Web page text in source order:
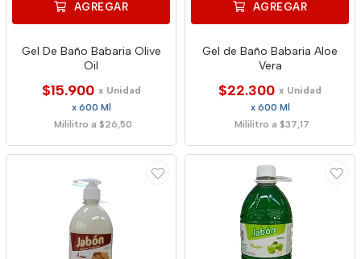
AGREGAR
Gel De Baño Babaria Olive
Oil
$15.900 x Unidad
x 600 Ml
Mililitro a $26,50
AGREGAR
Gel de Baño Babaria Aloe
Vera
$22.300 x Unidad
x 600 Ml
Mililitro a $37,17